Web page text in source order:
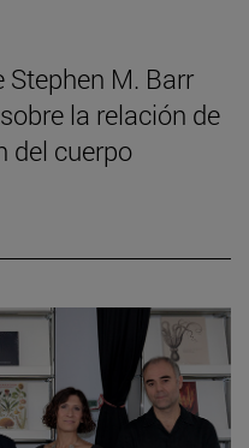
M. Barr
la relación de
del cuerpo